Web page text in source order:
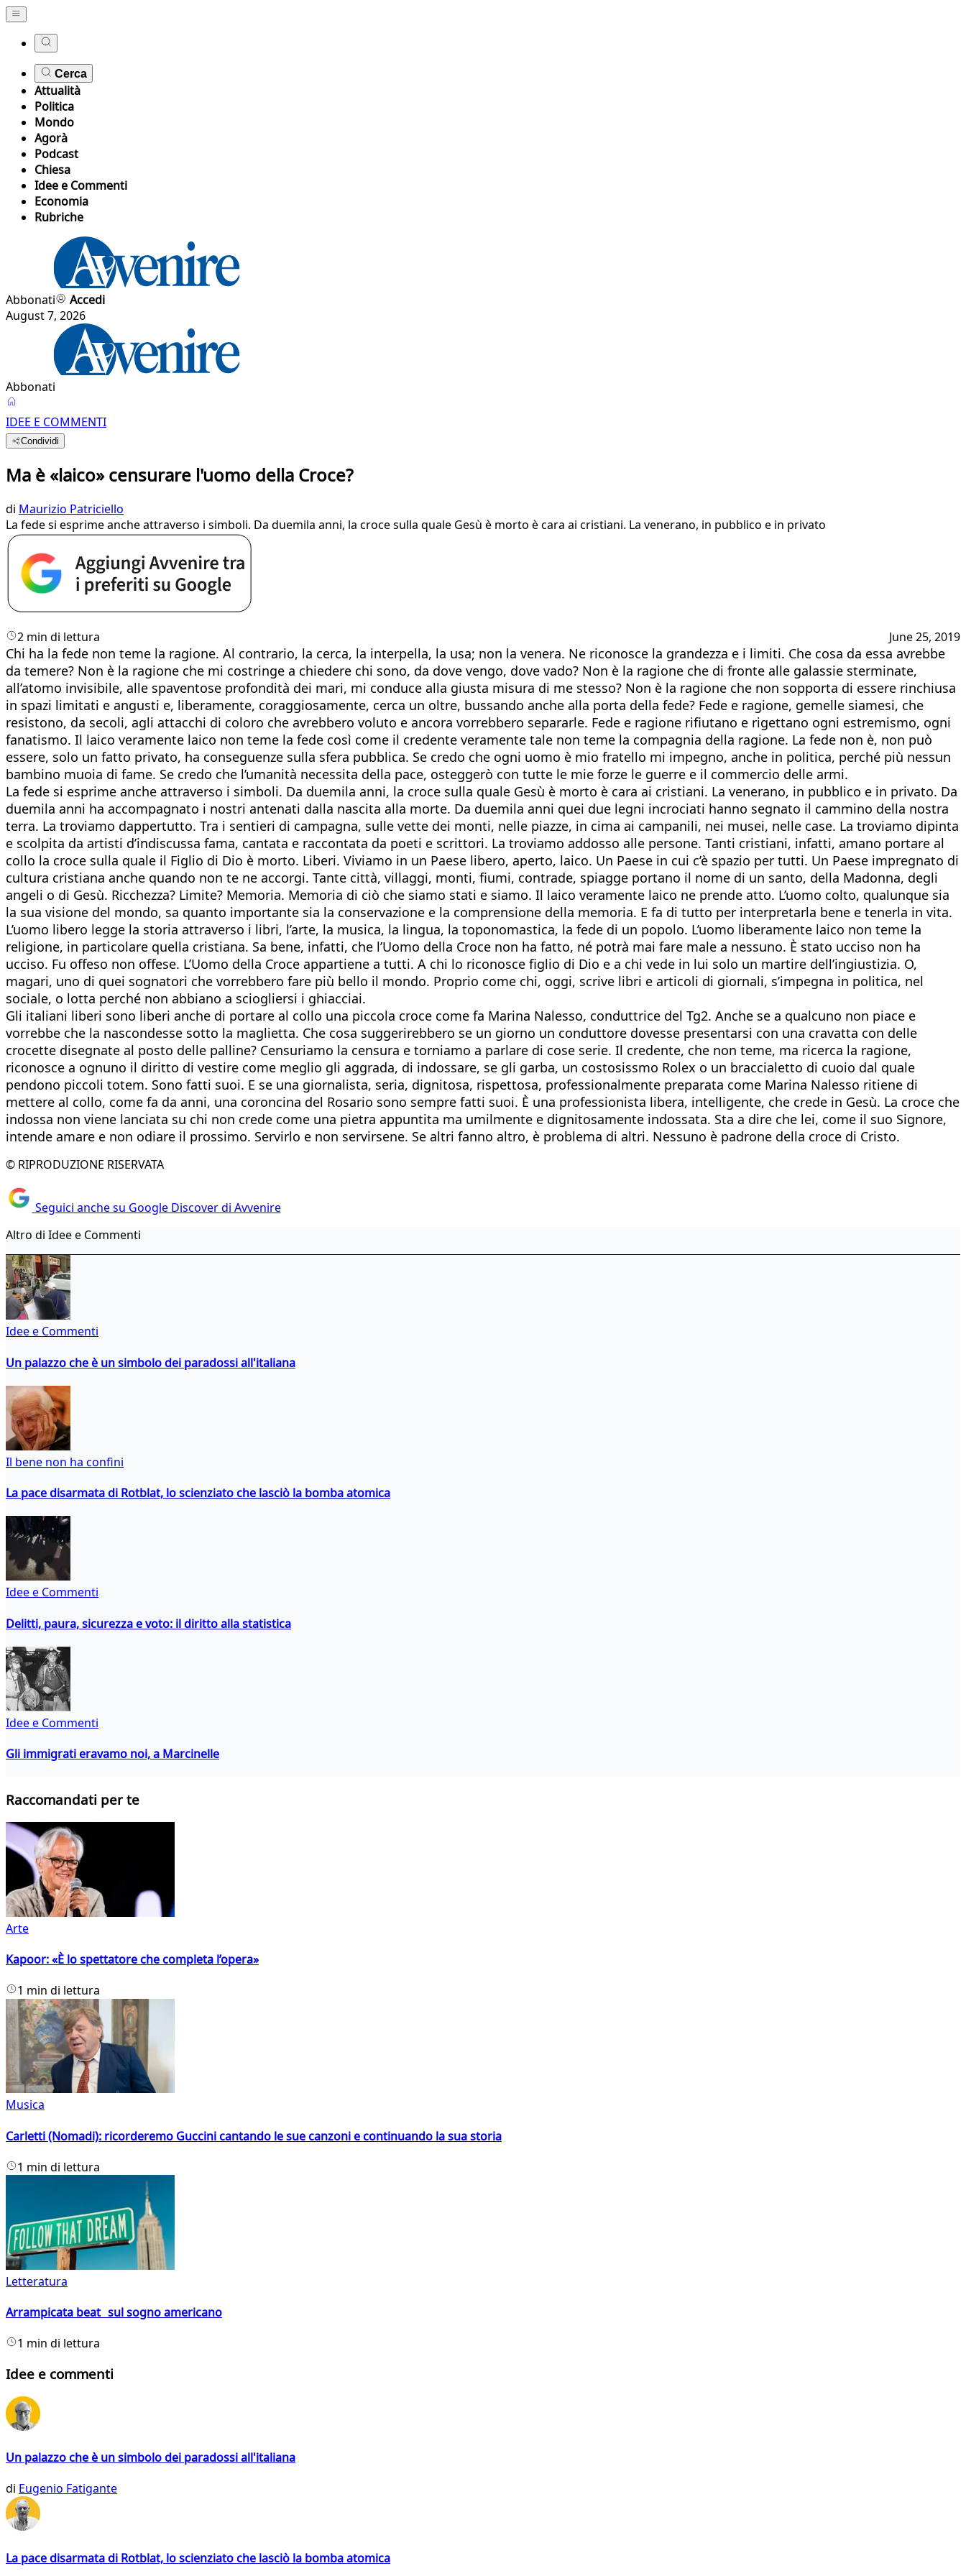
Cerca
Attualità
Politica
Mondo
Agorà
Podcast
Chiesa
Idee e Commenti
Economia
Rubriche
Abbonati
Accedi
August 7, 2026
Abbonati
IDEE E COMMENTI
Condividi
Ma è «laico» censurare l'uomo della Croce?
di Maurizio Patriciello
La fede si esprime anche attraverso i simboli. Da duemila anni, la croce sulla quale Gesù è morto è cara ai cristiani. La venerano, in pubblico e in privato
2 min di lettura June 25, 2019
Chi ha la fede non teme la ragione. Al contrario, la cerca, la interpella, la usa; non la venera. Ne riconosce la grandezza e i limiti. Che cosa da essa avrebbe
da temere? Non è la ragione che mi costringe a chiedere chi sono, da dove vengo, dove vado? Non è la ragione che di fronte alle galassie sterminate,
all’atomo invisibile, alle spaventose profondità dei mari, mi conduce alla giusta misura di me stesso? Non è la ragione che non sopporta di essere rinchiusa
in spazi limitati e angusti e, liberamente, coraggiosamente, cerca un oltre, bussando anche alla porta della fede? Fede e ragione, gemelle siamesi, che
resistono, da secoli, agli attacchi di coloro che avrebbero voluto e ancora vorrebbero separarle. Fede e ragione rifiutano e rigettano ogni estremismo, ogni
fanatismo. Il laico veramente laico non teme la fede così come il credente veramente tale non teme la compagnia della ragione. La fede non è, non può
essere, solo un fatto privato, ha conseguenze sulla sfera pubblica. Se credo che ogni uomo è mio fratello mi impegno, anche in politica, perché più nessun
bambino muoia di fame. Se credo che l’umanità necessita della pace, osteggerò con tutte le mie forze le guerre e il commercio delle armi.
La fede si esprime anche attraverso i simboli. Da duemila anni, la croce sulla quale Gesù è morto è cara ai cristiani. La venerano, in pubblico e in privato. Da
duemila anni ha accompagnato i nostri antenati dalla nascita alla morte. Da duemila anni quei due legni incrociati hanno segnato il cammino della nostra
terra. La troviamo dappertutto. Tra i sentieri di campagna, sulle vette dei monti, nelle piazze, in cima ai campanili, nei musei, nelle case. La troviamo dipinta
e scolpita da artisti d’indiscussa fama, cantata e raccontata da poeti e scrittori. La troviamo addosso alle persone. Tanti cristiani, infatti, amano portare al
collo la croce sulla quale il Figlio di Dio è morto. Liberi. Viviamo in un Paese libero, aperto, laico. Un Paese in cui c’è spazio per tutti. Un Paese impregnato di
cultura cristiana anche quando non te ne accorgi. Tante città, villaggi, monti, fiumi, contrade, spiagge portano il nome di un santo, della Madonna, degli
angeli o di Gesù. Ricchezza? Limite? Memoria. Memoria di ciò che siamo stati e siamo. Il laico veramente laico ne prende atto. L’uomo colto, qualunque sia
la sua visione del mondo, sa quanto importante sia la conservazione e la comprensione della memoria. E fa di tutto per interpretarla bene e tenerla in vita.
L’uomo libero legge la storia attraverso i libri, l’arte, la musica, la lingua, la toponomastica, la fede di un popolo. L’uomo liberamente laico non teme la
religione, in particolare quella cristiana. Sa bene, infatti, che l’Uomo della Croce non ha fatto, né potrà mai fare male a nessuno. È stato ucciso non ha
ucciso. Fu offeso non offese. L’Uomo della Croce appartiene a tutti. A chi lo riconosce figlio di Dio e a chi vede in lui solo un martire dell’ingiustizia. O,
magari, uno di quei sognatori che vorrebbero fare più bello il mondo. Proprio come chi, oggi, scrive libri e articoli di giornali, s’impegna in politica, nel
sociale, o lotta perché non abbiano a sciogliersi i ghiacciai.
Gli italiani liberi sono liberi anche di portare al collo una piccola croce come fa Marina Nalesso, conduttrice del Tg2. Anche se a qualcuno non piace e
vorrebbe che la nascondesse sotto la maglietta. Che cosa suggerirebbero se un giorno un conduttore dovesse presentarsi con una cravatta con delle
crocette disegnate al posto delle palline? Censuriamo la censura e torniamo a parlare di cose serie. Il credente, che non teme, ma ricerca la ragione,
riconosce a ognuno il diritto di vestire come meglio gli aggrada, di indossare, se gli garba, un costosissmo Rolex o un braccialetto di cuoio dal quale
pendono piccoli totem. Sono fatti suoi. E se una giornalista, seria, dignitosa, rispettosa, professionalmente preparata come Marina Nalesso ritiene di
mettere al collo, come fa da anni, una coroncina del Rosario sono sempre fatti suoi. È una professionista libera, intelligente, che crede in Gesù. La croce che
indossa non viene lanciata su chi non crede come una pietra appuntita ma umilmente e dignitosamente indossata. Sta a dire che lei, come il suo Signore,
intende amare e non odiare il prossimo. Servirlo e non servirsene. Se altri fanno altro, è problema di altri. Nessuno è padrone della croce di Cristo.
© RIPRODUZIONE RISERVATA
Seguici anche su Google Discover di Avvenire
Altro di Idee e Commenti
Idee e Commenti
Un palazzo che è un simbolo dei paradossi all'italiana
Il bene non ha confini
La pace disarmata di Rotblat, lo scienziato che lasciò la bomba atomica
Idee e Commenti
Delitti, paura, sicurezza e voto: il diritto alla statistica
Idee e Commenti
Gli immigrati eravamo noi, a Marcinelle
Raccomandati per te
Arte
Kapoor: «È lo spettatore che completa l’opera»
1 min di lettura
Musica
Carletti (Nomadi): ricorderemo Guccini cantando le sue canzoni e continuando la sua storia
1 min di lettura
Letteratura
Arrampicata beat sul sogno americano
1 min di lettura
Idee e commenti
Un palazzo che è un simbolo dei paradossi all'italiana
di Eugenio Fatigante
La pace disarmata di Rotblat, lo scienziato che lasciò la bomba atomica